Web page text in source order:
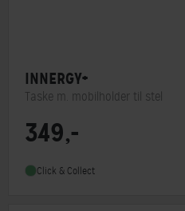
INNERGY+
Taske m. mobilholder til stel
349,-
Click & Collect